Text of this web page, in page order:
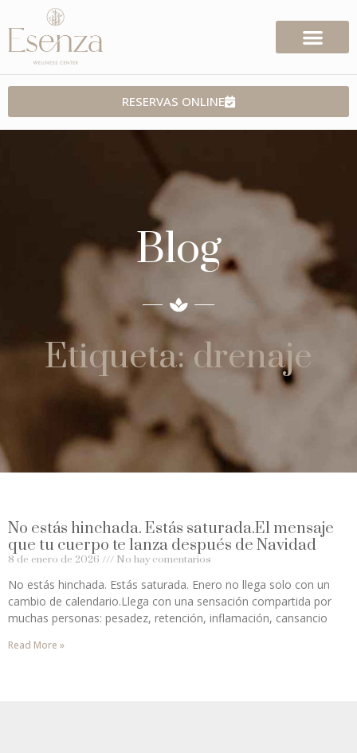
RESERVAS ONLINE
Blog
Etiqueta: drenaje
No estás hinchada. Estás saturada.El mensaje
que tu cuerpo te lanza después de Navidad
8 de enero de 2026 No hay comentarios
No estás hinchada. Estás saturada. Enero no llega solo con un
cambio de calendario.Llega con una sensación compartida por
muchas personas: pesadez, retención, inflamación, cansancio
Read More »